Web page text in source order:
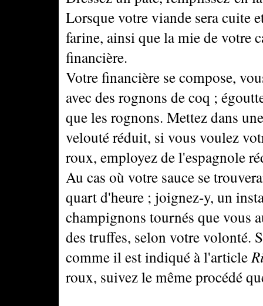
Lorsque votre viande sera cuite
farine, ainsi que la mie de votre
financière.
Votre financière se compose,
avec des rognons de coq ;
que les rognons. Mettez dans
velouté réduit, si vous voulez
roux, employez de l'espagnole
Au cas où votre sauce se
quart d'heure ; joignez-y, un
champignons tournés que vous
des truffes, selon votre volonté.
comme il est indiqué à l'article
roux, suivez le même procédé